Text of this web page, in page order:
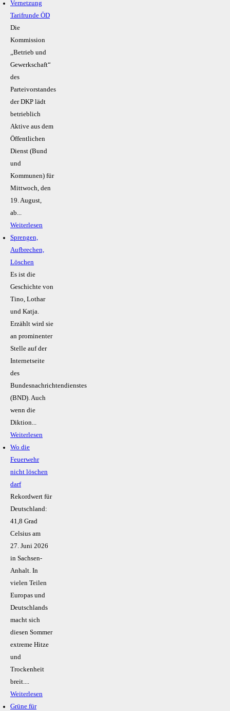
Vernetzung
Tarifrunde ÖD
Die
Kommission
„Betrieb und
Gewerkschaft“
des
Parteivorstandes
der DKP lädt
betrieblich
Aktive aus dem
Öffentlichen
Dienst (Bund
und
Kommunen) für
Mittwoch, den
19. August,
ab...
Weiterlesen
Sprengen,
Aufbrechen,
Löschen
Es ist die
Geschichte von
Tino, Lothar
und Katja.
Erzählt wird sie
an prominenter
Stelle auf der
Internetseite
des
Bundesnachrichtendienstes
(BND). Auch
wenn die
Diktion...
Weiterlesen
Wo die
Feuerwehr
nicht löschen
darf
Rekordwert für
Deutschland:
41,8 Grad
Celsius am
27. Juni 2026
in Sachsen-
Anhalt. In
vielen Teilen
Europas und
Deutschlands
macht sich
diesen Sommer
extreme Hitze
und
Trockenheit
breit....
Weiterlesen
Grüne für